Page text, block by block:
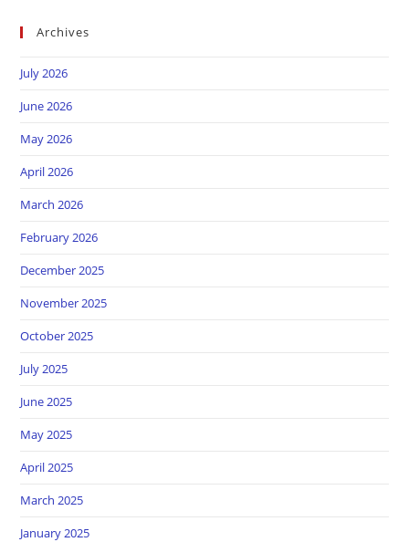
Archives
July 2026
June 2026
May 2026
April 2026
March 2026
February 2026
December 2025
November 2025
October 2025
July 2025
June 2025
May 2025
April 2025
March 2025
January 2025